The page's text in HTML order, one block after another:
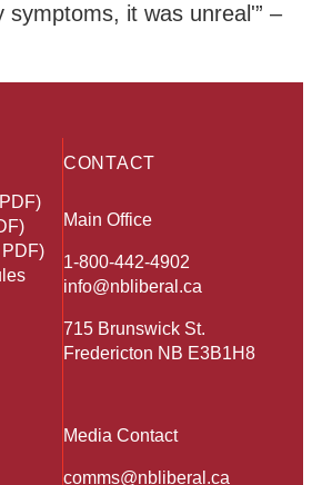
symptoms, it was unreal'” –
CONTACT
Main Office
1-800-442-4902
info@nbliberal.ca
715 Brunswick St.
Fredericton NB E3B1H8
Media Contact
comms@nbliberal.ca